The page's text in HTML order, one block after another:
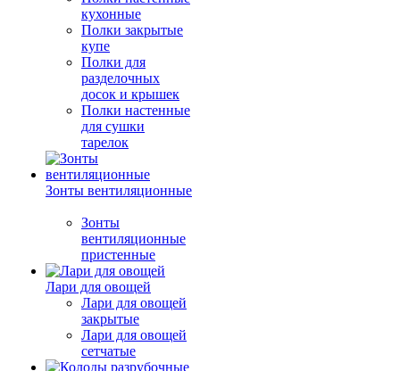
кухонные
Полки закрытые
купе
Полки для
разделочных
досок и крышек
Полки настенные
для сушки
тарелок
Зонты вентиляционные
Зонты
вентиляционные
пристенные
Лари для овощей
Лари для овощей
закрытые
Лари для овощей
сетчатые